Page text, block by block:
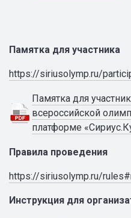
Памятка для участника
https://siriusolymp.ru/
Памятка для
всероссийской
платформе
Правила проведения
https://siriusolymp.ru/
Инструкция для